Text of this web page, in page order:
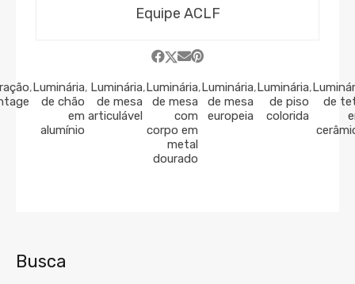
Equipe ACLF
,Luminária
de chão
em
alumínio
, Luminária
de mesa
articulável
,Luminária
de mesa
com
corpo em
metal
dourado
,Luminária
de mesa
europeia
,Luminária
de piso
colorida
,
de
Busca